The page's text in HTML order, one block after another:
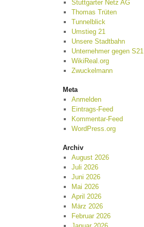
Stuttgarter Netz AG
Thomas Trüten
Tunnelblick
Umstieg 21
Unsere Stadtbahn
Unternehmer gegen S21
WikiReal.org
Zwuckelmann
Meta
Anmelden
Eintrags-Feed
Kommentar-Feed
WordPress.org
Archiv
August 2026
Juli 2026
Juni 2026
Mai 2026
April 2026
März 2026
Februar 2026